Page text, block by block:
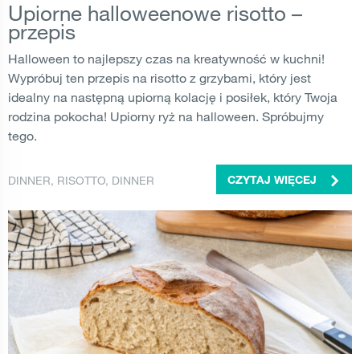
Upiorne halloweenowe risotto –
przepis
Halloween to najlepszy czas na kreatywność w kuchni!
Wypróbuj ten przepis na risotto z grzybami, który jest
idealny na następną upiorną kolację i posiłek, który Twoja
rodzina pokocha! Upiorny ryż na halloween. Spróbujmy
tego.
DINNER, RISOTTO, DINNER CZYTAJ WIĘCEJ